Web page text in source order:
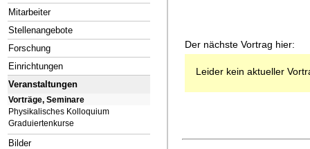
Mitarbeiter
Stellenangebote
Forschung
Einrichtungen
Veranstaltungen
Vorträge, Seminare
Physikalisches Kolloquium
Graduiertenkurse
Bilder
Der nächste Vortrag hier:
Leider kein aktueller